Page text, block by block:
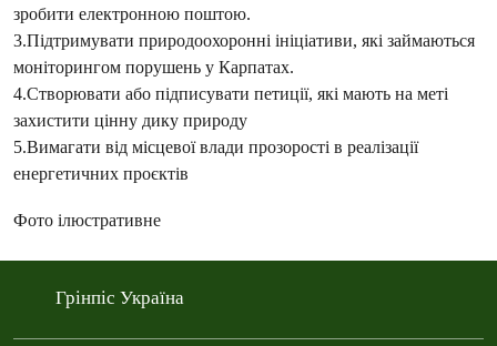
зробити електронною поштою.
3.Підтримувати природоохоронні ініціативи, які займаються
моніторингом порушень у Карпатах.
4.Створювати або підписувати петиції, які мають на меті
захистити цінну дику природу
5.Вимагати від місцевої влади прозорості в реалізації
енергетичних проєктів
Фото ілюстративне
Грінпіс Україна